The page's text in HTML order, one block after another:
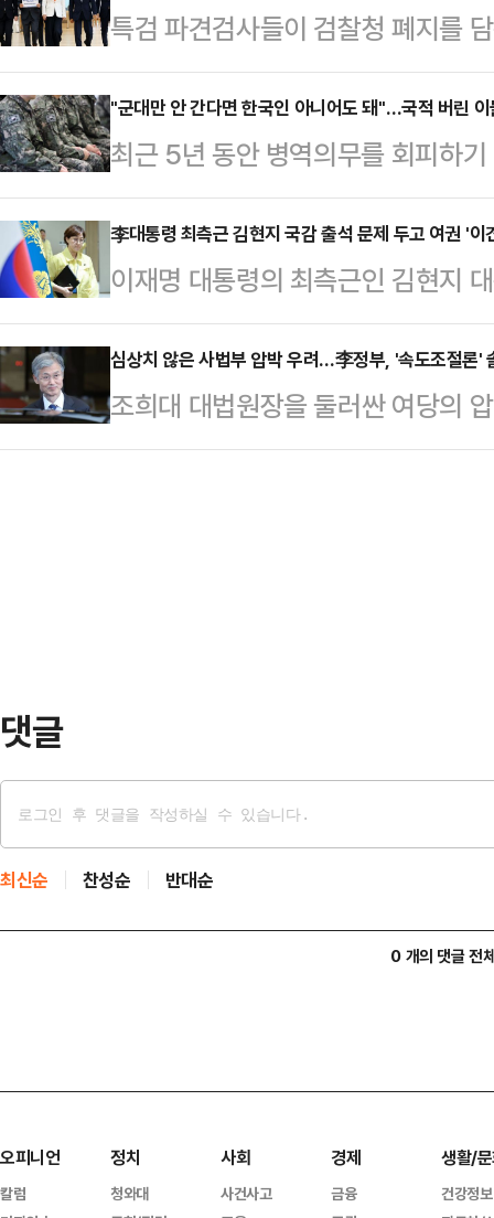
로 40대 여성 A씨가 구속됐다. A
주거지에서 친딸 B양을 폭행해 숨
접 차량을 몰고 남해군의 한 병원
몸 곳곳에서 폭행 흔적을 보고 범
씨는…
특검 파견검사들이 검찰청 폐지를
복귀를 요청하자 더불어민주당이
사를 요구하는 등 강경 대응에 나섰
류가 확산될 것을 우려해 서둘러
검 종합대응특별위원회는 1일 오후
복귀 요청으로 항명한 검사들을 향
지검장 출신인 이성윤 의원은 이날
의 후 기자들과 만나 "법무부의…
"군대만 안 간다면 한국인 아니어도 돼"…국적 버린 이
최근 5년 동안 병역의무를 회피하
에 육박한 것으로 드러났다.1일 국
원이 병무청에서 받은 자료를 보면
자 가운데 국적을 버린 인원은 총
에서 장기 체류하거나 유학 등을 이
포기한 사례가 1만2153명(65.9％
을 가진 뒤 성인이 되며 대한민국
달했다.…
李대통령 최측근 김현지 국감 출석 문제 두고 여권 '이
이재명 대통령의 최측근인 김현지
인 출석 문제를 두고 대통령과 더불
있다.'정청래 대표 체제'에서 정책
강서병)은 1일 MBC 라디오 '시선
적은 없지만, 그럼에도 불구하고 야
심상치 않은 사법부 압박 우려…李정부, '속도조절론'
조희대 대법원장을 둘러싼 여당의
혹'을 명분으로 강행한 청문회가 조
댓글
최신순 찬성순 반대순
0 개의 댓글 전
오피니언
칼럼
정치
청와대
사회
사건사고
경제
금융
생활/
건강정보